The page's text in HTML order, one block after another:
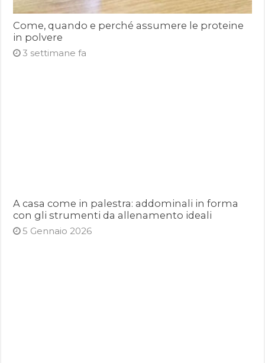
Come, quando e perché assumere le proteine
in polvere
3 settimane fa
A casa come in palestra: addominali in forma
con gli strumenti da allenamento ideali
5 Gennaio 2026